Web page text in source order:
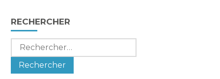
RECHERCHER
Rechercher :